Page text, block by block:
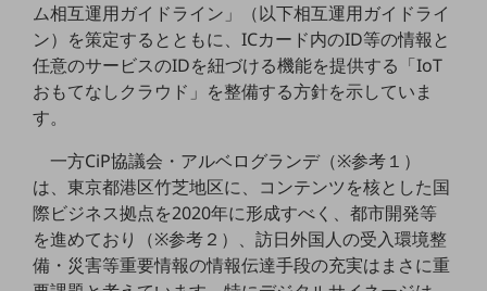
人材不足解消
業種・業態で探す
業種・業態で探すTOP
自治体
医療・介護
ム相互運用ガイドライン」（以下相互運用ガイドライ
ン）を策定するとともに、ICカード内のID等の情報と
任意のサービスのIDを紐づける機能を提供する「IoT
おもてなしクラウド」を整備する方針を示していま
す。
一方CiP協議会・アルベログランデ（※参考１）
は、東京都港区竹芝地区に、コンテンツを核とした国
際ビジネス拠点を2020年に形成すべく、都市開発等
を進めており（※参考２）、訪日外国人の受入環境整
備・災害等重要情報の情報伝達手段の充実はまさに重